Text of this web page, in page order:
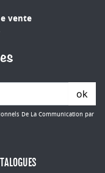
vente
ok
De La Communication par